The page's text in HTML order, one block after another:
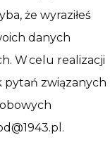
że wyraziłeś
danych
W celu realizacji
związanych